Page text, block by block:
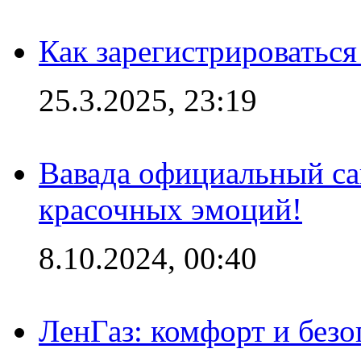
Как
25.3.2025, 23:19
Вавада официальный
красочных эмоций!
8.10.2024, 00:40
ЛенГаз: комфорт и